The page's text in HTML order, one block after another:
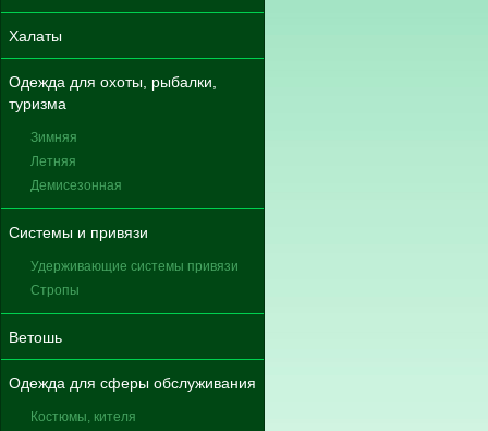
Халаты
Одежда для охоты, рыбалки,
туризма
Зимняя
Летняя
Демисезонная
Системы и привязи
Удерживающие системы привязи
Стропы
Ветошь
Одежда для сферы обслуживания
Костюмы, кителя